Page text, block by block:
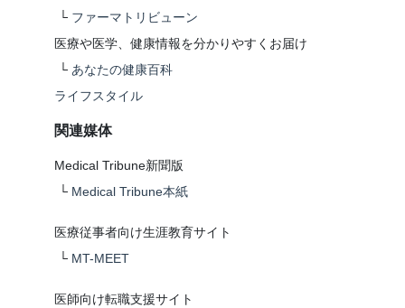
└ ファーマトリビューン
医療や医学、健康情報を分かりやすくお届け
└ あなたの健康百科
ライフスタイル
関連媒体
Medical Tribune新聞版
└ Medical Tribune本紙
医療従事者向け生涯教育サイト
└ MT-MEET
医師向け転職支援サイト